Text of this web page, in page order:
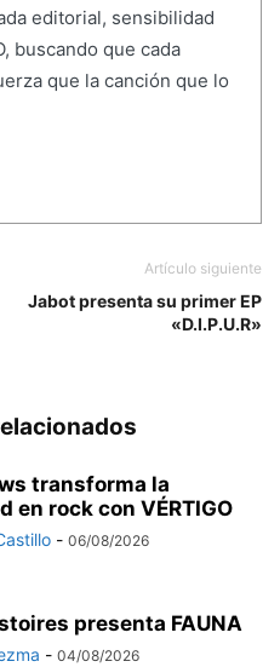
editorial, sensibilidad
buscando que cada
que la canción que lo
Artículo siguiente
Jabot presenta su primer EP
«D.I.P.U.R»
transforma la
en rock con VÉRTIGO
- 06/08/2026
presenta FAUNA
- 04/08/2026